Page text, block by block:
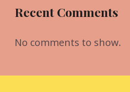
Recent Comments
No comments to show.